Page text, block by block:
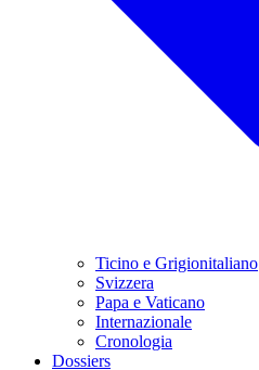
Ticino e Grigionitaliano
Svizzera
Papa e Vaticano
Internazionale
Cronologia
Dossiers